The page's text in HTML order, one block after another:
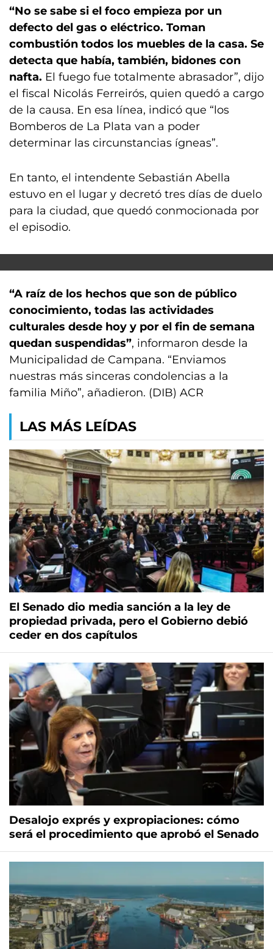
“No se sabe si el foco empieza por un
defecto del gas o eléctrico. Toman
combustión todos los muebles de la casa. Se
detecta que había, también, bidones con
nafta. El fuego fue totalmente abrasador”, dijo
el fiscal Nicolás Ferreirós, quien quedó a cargo
de la causa. En esa línea, indicó que “los
Bomberos de La Plata van a poder
determinar las circunstancias ígneas”.
En tanto, el intendente Sebastián Abella
estuvo en el lugar y decretó tres días de duelo
para la ciudad, que quedó conmocionada por
el episodio.
“A raíz de los hechos que son de público
conocimiento, todas las actividades
culturales desde hoy y por el fin de semana
quedan suspendidas”, informaron desde la
Municipalidad de Campana. “Enviamos
nuestras más sinceras condolencias a la
familia Miño”, añadieron. (DIB) ACR
LAS MÁS LEÍDAS
El Senado dio media sanción a la ley de
propiedad privada, pero el Gobierno debió
ceder en dos capítulos
Desalojo exprés y expropiaciones: cómo
será el procedimiento que aprobó el Senado